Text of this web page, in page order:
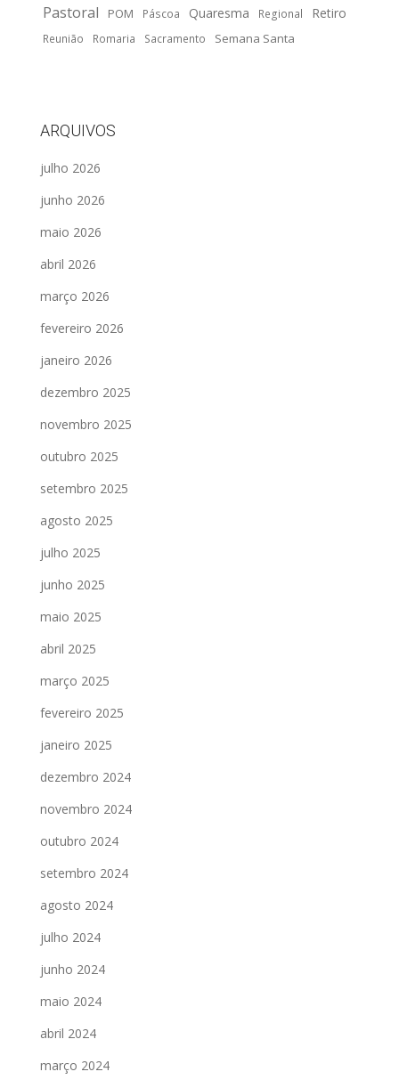
Pastoral
POM Páscoa Quaresma Regional Retiro
Reunião Romaria Sacramento Semana Santa
ARQUIVOS
julho 2026
junho 2026
maio 2026
abril 2026
março 2026
fevereiro 2026
janeiro 2026
dezembro 2025
novembro 2025
outubro 2025
setembro 2025
agosto 2025
julho 2025
junho 2025
maio 2025
abril 2025
março 2025
fevereiro 2025
janeiro 2025
dezembro 2024
novembro 2024
outubro 2024
setembro 2024
agosto 2024
julho 2024
junho 2024
maio 2024
abril 2024
março 2024